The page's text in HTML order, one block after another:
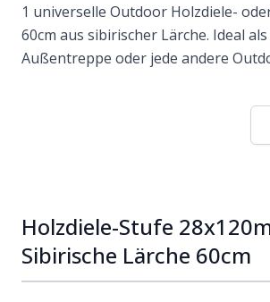
1 universelle Outdoor Holzdiele-
60cm aus sibirischer Lärche. Ideal
Außentreppe oder jede andere
Holzdiele-Stufe
Sibirische Lärche 60cm